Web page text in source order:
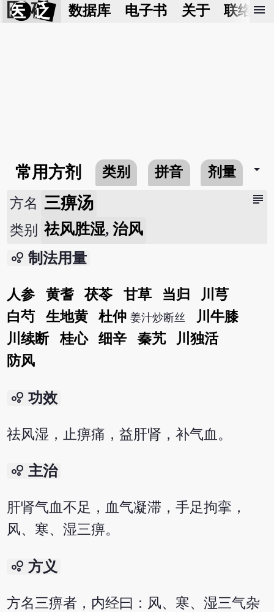
医 砭 数据库 电子书 关于 联络我
menu
常用方剂 类别 拼音 剂量 arrow_drop_down
subject
方名 三痹汤
类别 祛风胜湿,治风
bubble_chart 制法用量
人参 黄耆 茯苓 甘草 当归
川芎
白芍
生地黄 杜仲 姜汁炒断丝
川牛膝
川续断
桂心 细辛 秦艽
川独活
防风
bubble_chart 功效
祛风湿，止痹痛，益肝肾，补气血。
bubble_chart 主治
肝肾气血不足，血气凝滞，手足拘挛，
风、寒、湿三痹。
bubble_chart 方义
方名三痹者，内经曰：风、寒、湿三气杂